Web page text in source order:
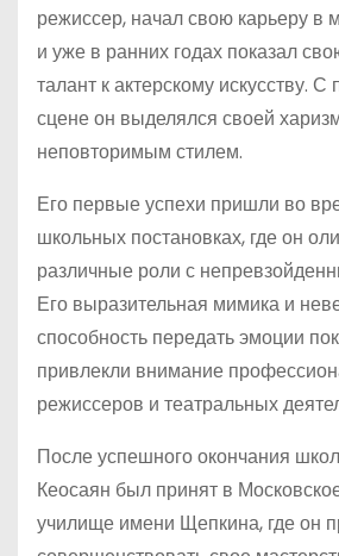
режиссер, начал свою карьеру в
и уже в ранних годах показал
талант к актерскому искусству.
сцене он выделялся своей
неповторимым стилем.
Его первые успехи пришли во
школьных постановках, где он
различные роли с
Его выразительная мимика и
способность передать эмоции
привлекли внимание
режиссеров и театральных
После успешного окончания
Кеосаян был принят в
училище имени Щепкина, где он